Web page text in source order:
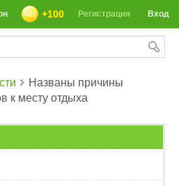
Вход
Регистрация
+100
Названы причины
к месту отдыха